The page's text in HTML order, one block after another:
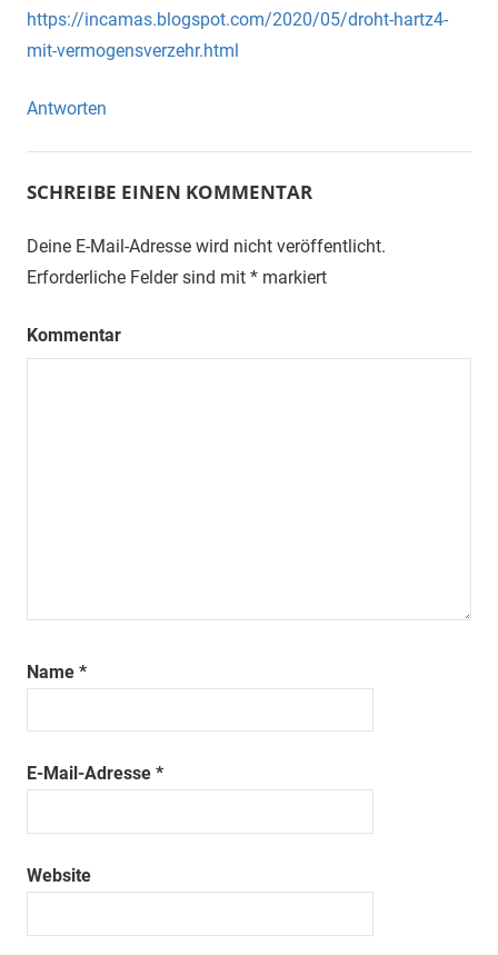
https://incamas.blogspot.com/2020/05/droht-hartz4-
mit-vermogensverzehr.html
Antworten
SCHREIBE EINEN KOMMENTAR
Deine E-Mail-Adresse wird nicht veröffentlicht.
Erforderliche Felder sind mit * markiert
Kommentar
Name *
E-Mail-Adresse *
Website